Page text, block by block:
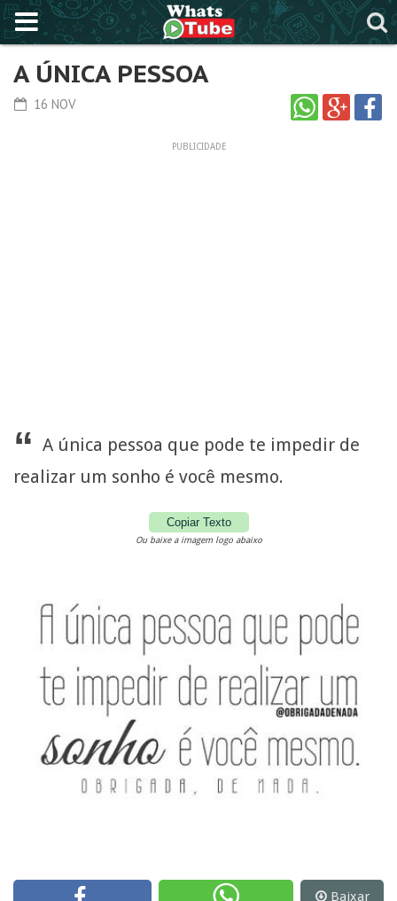
A ÚNICA PESSOA
16 NOV
PUBLICIDADE
“ A única pessoa que pode te impedir de
realizar um sonho é você mesmo.
Copiar Texto
Ou baixe a imagem logo abaixo
Baixar